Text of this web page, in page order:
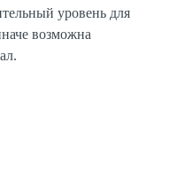
уровень для
возможна